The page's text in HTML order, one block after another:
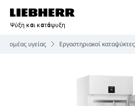
Ψύξη και κατάψυξη
τομέας υγείας Εργαστηριακοί καταψύκτες